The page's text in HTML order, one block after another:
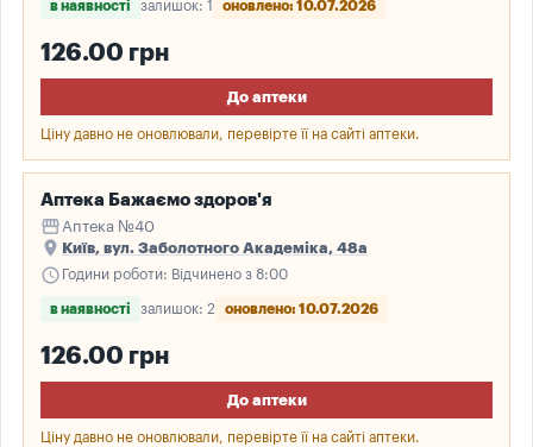
в наявності залишок: 1 оновлено: 10.07.2026
126.00 грн
До аптеки
Ціну давно не оновлювали, перевірте її на сайті аптеки.
Аптека Бажаємо здоров'я
storefront Аптека №40
place Київ, вул. Заболотного Академіка, 48а
schedule Години роботи: Відчинено з 8:00
в наявності залишок: 2 оновлено: 10.07.2026
126.00 грн
До аптеки
Ціну давно не оновлювали, перевірте її на сайті аптеки.